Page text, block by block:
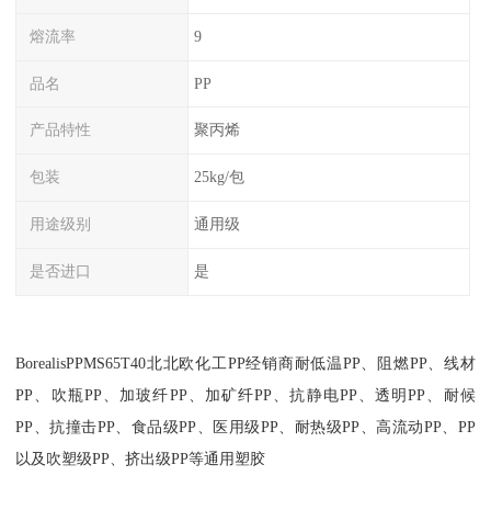
熔流率 9
品名 PP
产品特性 聚丙烯
包装 25kg/包
用途级别 通用级
是否进口 是
BorealisPPMS65T40北北欧化工PP经销商耐低温PP、阻燃PP、线材
PP、吹瓶PP、加玻纤PP、加矿纤PP、抗静电PP、透明PP、耐候
PP、抗撞击PP、食品级PP、医用级PP、耐热级PP、高流动PP、 PP
以及吹塑级PP、挤出级PP等通用塑胶